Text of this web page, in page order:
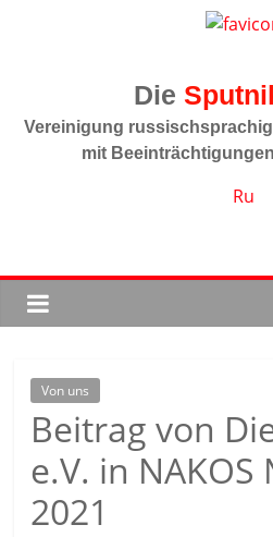
Vereinigung
mit
Ru
Von uns
Beitrag von
e.V. in
2021